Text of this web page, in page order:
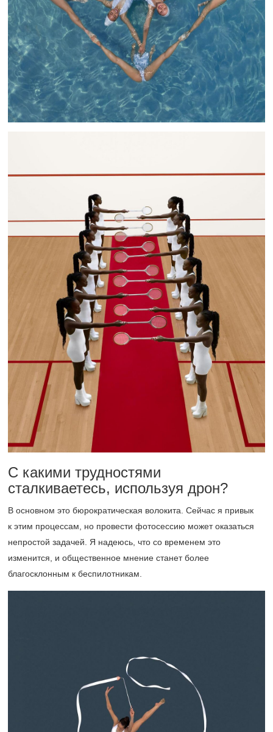
С какими трудностями
сталкиваетесь, используя дрон?
В основном это бюрократическая волокита. Сейчас я привык
к этим процессам, но провести фотосессию может оказаться
непростой задачей. Я надеюсь, что со временем это
изменится, и общественное мнение станет более
благосклонным к беспилотникам.